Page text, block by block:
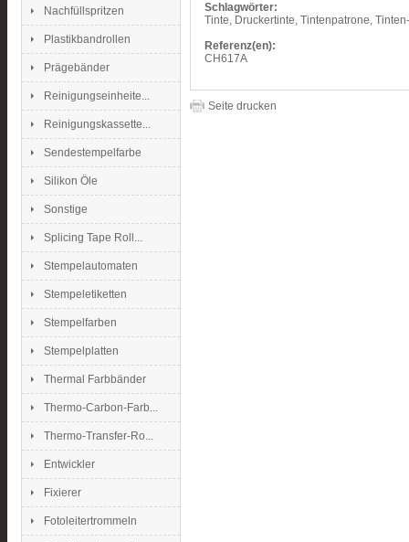
Nachfüllspritzen
Plastikbandrollen
Prägebänder
Reinigungseinheite...
Reinigungskassette...
Sendestempelfarbe
Silikon Öle
Sonstige
Splicing Tape Roll...
Stempelautomaten
Stempeletiketten
Stempelfarben
Stempelplatten
Thermal Farbbänder
Thermo-Carbon-Farb...
Thermo-Transfer-Ro...
Entwickler
Fixierer
Fotoleitertrommeln
Schlagwörter:
Tinte, Druckertinte, Tintenpatrone,
Referenz(en):
CH617A
Seite drucken